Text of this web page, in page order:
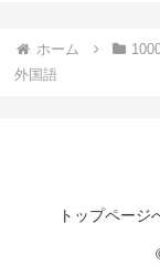
ホーム
外国語
トップページ